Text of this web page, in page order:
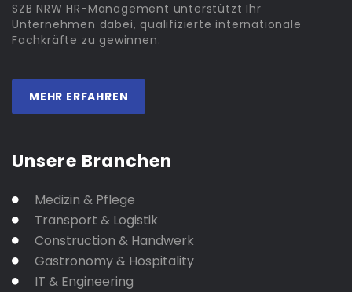
SZB NRW HR-Management unterstützt Ihr
Unternehmen dabei, qualifizierte internationale
Fachkräfte zu gewinnen.
MEHR ERFAHREN
Unsere Branchen
Medizin & Pflege
Transport & Logistik
Construction & Handwerk
Gastronomy & Hospitality
IT & Engineering